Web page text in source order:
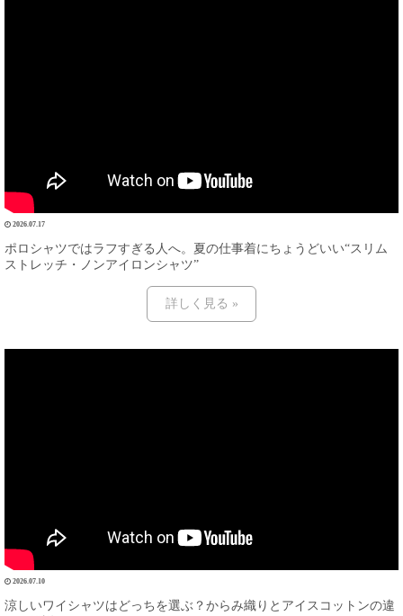
2026.07.17
ポロシャツではラフすぎる人へ。夏の仕事着にちょうどいい“スリム
ストレッチ・ノンアイロンシャツ”
詳しく見る »
2026.07.10
涼しいワイシャツはどっちを選ぶ？からみ織りとアイスコットンの違